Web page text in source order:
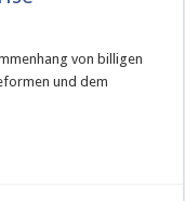
von billigen
und dem